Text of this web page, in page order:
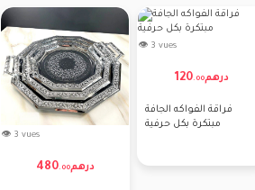
👁 3 vues
480. 00درهم
👁 3 vues
120. 00درهم
فراقة الفواكه الجافة
مبتكرة بكل حرفية